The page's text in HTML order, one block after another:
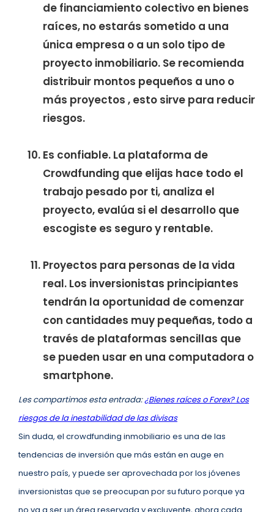
de financiamiento colectivo en bienes
raíces, no estarás sometido a una
única empresa o a un solo tipo de
proyecto inmobiliario. Se recomienda
distribuir montos pequeños a uno o
más proyectos , esto sirve para reducir
riesgos.
Es confiable. La plataforma de
Crowdfunding que elijas hace todo el
trabajo pesado por ti, analiza el
proyecto, evalúa si el desarrollo que
escogiste es seguro y rentable.
Proyectos para personas de la vida
real. Los inversionistas principiantes
tendrán la oportunidad de comenzar
con cantidades muy pequeñas, todo a
través de plataformas sencillas que
se pueden usar en una computadora o
smartphone.
Les compartimos esta entrada:¿Bienes raíces o Forex? Los
riesgos de la inestabilidad de las divisas
Sin duda, el crowdfunding inmobiliario es una de las
tendencias de inversión que más están en auge en
nuestro país, y puede ser aprovechada por los jóvenes
inversionistas que se preocupan por su futuro porque ya